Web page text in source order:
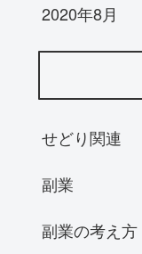
2020年8月
せどり関連
副業
副業の考え方